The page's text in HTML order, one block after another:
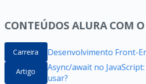
CONTEÚDOS ALURA COM
Carreira Desenvolvimento Front-
Artigo
Async/await no
usar?